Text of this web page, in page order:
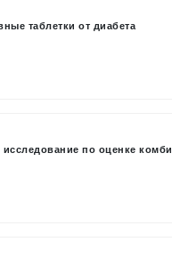
таблетки от диабета
по оценке комби